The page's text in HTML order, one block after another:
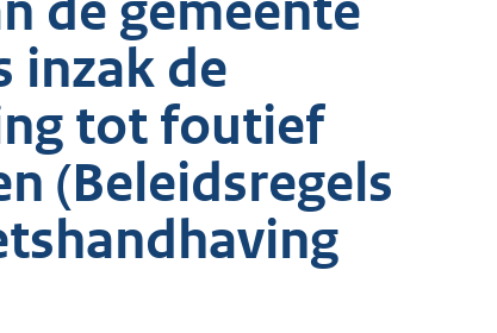
inzak de
tot foutief
(Beleidsregels